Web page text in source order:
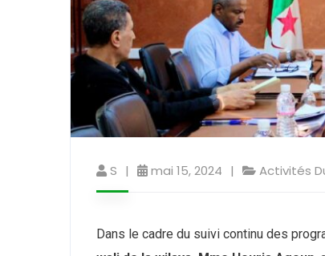
S mai 15, 2024 Activités
Dans le cadre du suivi continu des